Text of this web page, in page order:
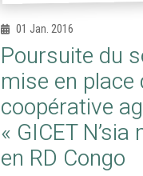
01 Jan. 2016
Poursuite du
mise en place
coopérative
« GICET
en RD Congo